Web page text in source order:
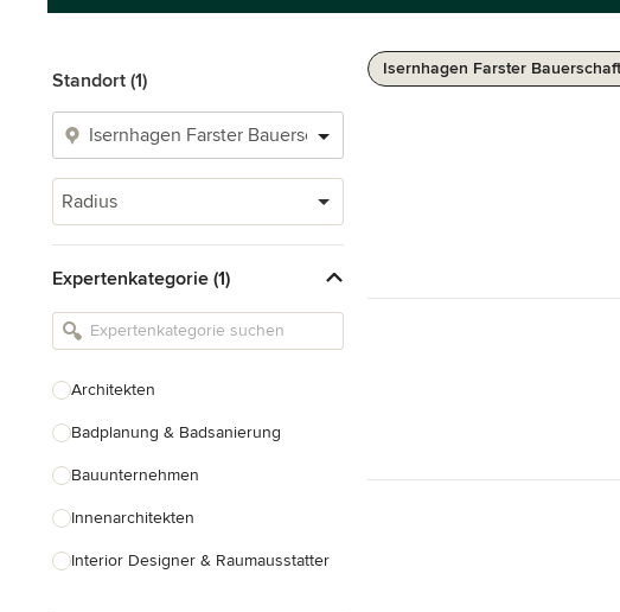
Standort (1)
Radius
Expertenkategorie (1)
Architekten
Badplanung & Badsanierung
Bauunternehmen
Innenarchitekten
Interior Designer & Raumausstatter
Isernhagen Farster